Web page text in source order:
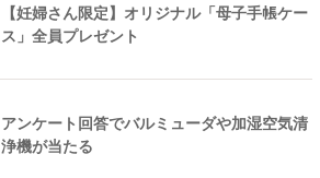
【妊婦さん限定】オリジナル「母子手帳ケー
ス」全員プレゼント
アンケート回答でバルミューダや加湿空気清
浄機が当たる